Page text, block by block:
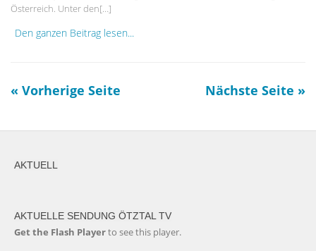
Österreich. Unter den[…]
Den ganzen Beitrag lesen...
« Vorherige Seite Nächste Seite »
AKTUELL
AKTUELLE SENDUNG ÖTZTAL TV
Get the Flash Playerto see this player.